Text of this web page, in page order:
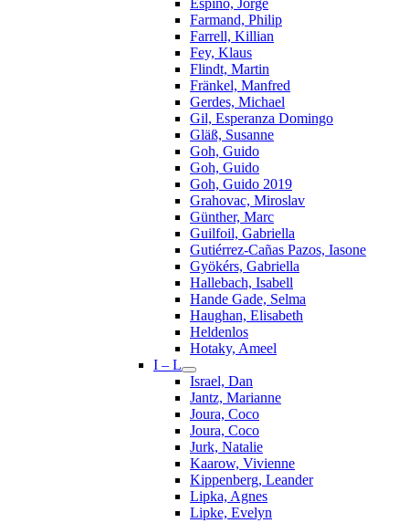
Farmand, Philip
Farrell, Killian
Fey, Klaus
Flindt, Martin
Fränkel, Manfred
Gerdes, Michael
Gil, Esperanza Domingo
Gläß, Susanne
Goh, Guido
Goh, Guido
Goh, Guido 2019
Grahovac, Miroslav
Günther, Marc
Guilfoil, Gabriella
Gutiérrez-Cañas Pazos, Iasone
Gyökérs, Gabriella
Hallebach, Isabell
Hande Gade, Selma
Haughan, Elisabeth
Heldenlos
Hotaky, Ameel
I – L
Israel, Dan
Jantz, Marianne
Joura, Coco
Joura, Coco
Jurk, Natalie
Kaarow, Vivienne
Kippenberg, Leander
Lipka, Agnes
Lipke, Evelyn